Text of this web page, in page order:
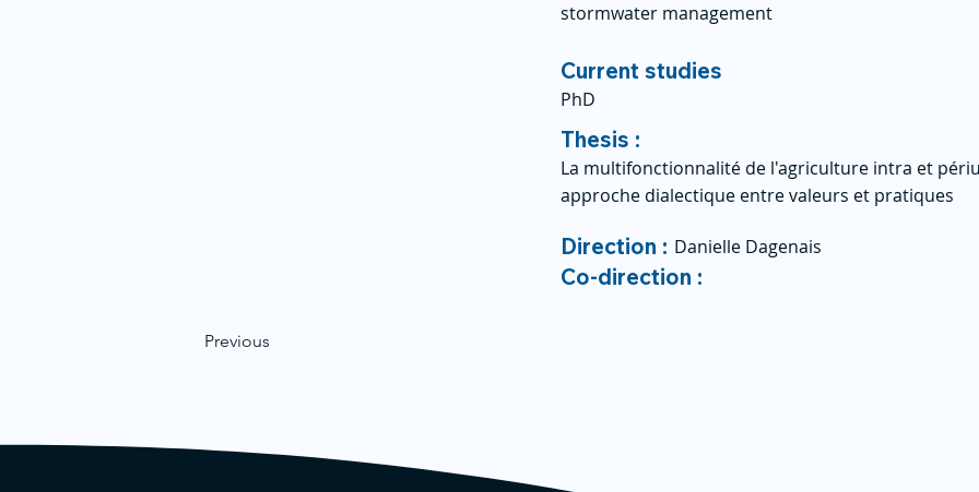
stormwater management
Current studies
PhD
Thesis :
La multifonctionnalité de l'agriculture intra et
approche dialectique entre valeurs et pratiques
Previous
Direction : Danielle Dagenais
Co-direction :